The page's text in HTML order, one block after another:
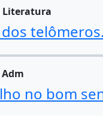
Literatura
Adm
no bom